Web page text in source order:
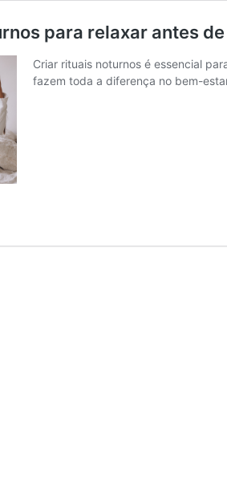
para relaxar antes
Criar rituais noturnos é essencial
fazem toda a diferença no bem-